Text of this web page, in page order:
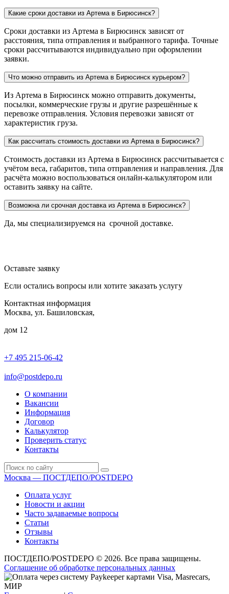
Какие сроки доставки из Артема в Бирюсинск?
Сроки доставки из Артема в Бирюсинск зависят от
расстояния, типа отправления и выбранного тарифа. Точные
сроки рассчитываются индивидуально при оформлении
заявки.
Что можно отправить из Артема в Бирюсинск курьером?
Из Артема в Бирюсинск можно отправить документы,
посылки, коммерческие грузы и другие разрешённые к
перевозке отправления. Условия перевозки зависят от
характеристик груза.
Как рассчитать стоимость доставки из Артема в Бирюсинск?
Стоимость доставки из Артема в Бирюсинск рассчитывается с
учётом веса, габаритов, типа отправления и направления. Для
расчёта можно воспользоваться онлайн-калькулятором или
оставить заявку на сайте.
Возможна ли срочная доставка из Артема в Бирюсинск?
Да, мы специализируемся на срочной доставке.
Оставьте заявку
Если остались вопросы или хотите заказать услугу
Контактная информация
Москва, ул. Башиловская,
дом 12
+7 495 215-06-42
info@postdepo.ru
О компании
Вакансии
Информация
Договор
Калькулятор
Проверить статус
Контакты
Москва — ПОСТДЕПО/POSTDEPO
Оплата услуг
Новости и акции
Часто задаваемые вопросы
Статьи
Отзывы
Контакты
ПОСТДЕПО/POSTDEPO © 2026. Все права защищены.
Соглашение об обработке персональных данных